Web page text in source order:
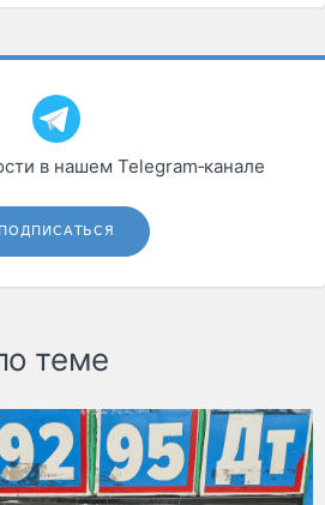
в нашем Telegram‑канале
ПОДПИСАТЬСЯ
теме